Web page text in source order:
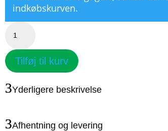
indkøbskurven.
tallerkner
antal
Tilføj til kurv
Yderligere beskrivelse
Afhentning og levering